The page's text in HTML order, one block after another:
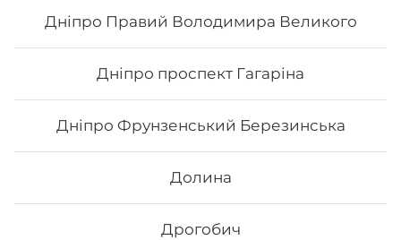
Дніпро Правий Володимира Великого
Дніпро проспект Гагаріна
Дніпро Фрунзенський Березинська
Долина
Дрогобич
268